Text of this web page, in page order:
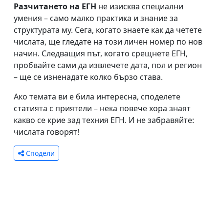
Разчитането на ЕГН не изисква специални
умения – само малко практика и знание за
структурата му. Сега, когато знаете как да четете
числата, ще гледате на този личен номер по нов
начин. Следващия път, когато срещнете ЕГН,
пробвайте сами да извлечете дата, пол и регион
– ще се изненадате колко бързо става.
Ако темата ви е била интересна, споделете
статията с приятели – нека повече хора знаят
какво се крие зад техния ЕГН. И не забравяйте:
числата говорят!
Сподели